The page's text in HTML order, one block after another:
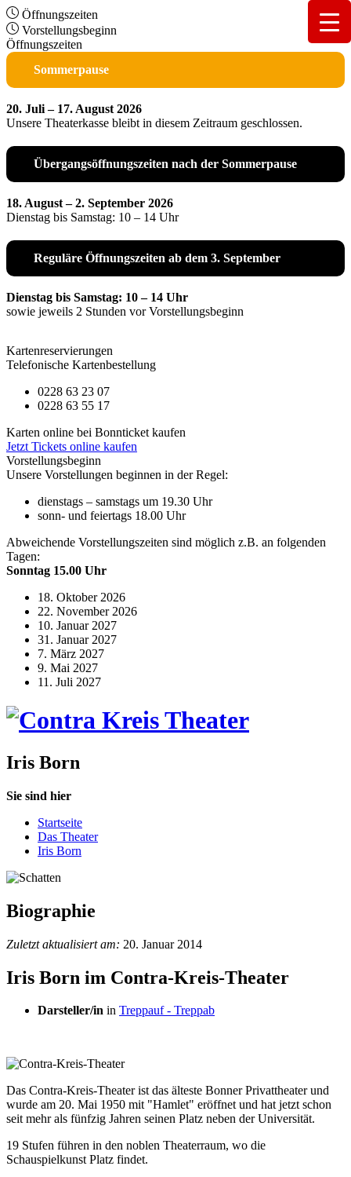
Öffnungszeiten
Vorstellungsbeginn
Öffnungszeiten
Sommerpause
20. Juli – 17. August 2026
Unsere Theaterkasse bleibt in diesem Zeitraum geschlossen.
Übergangsöffnungszeiten nach der Sommerpause
18. August – 2. September 2026
Dienstag bis Samstag: 10 – 14 Uhr
Reguläre Öffnungszeiten ab dem 3. September
Dienstag bis Samstag: 10 – 14 Uhr
sowie jeweils 2 Stunden vor Vorstellungsbeginn
Kartenreservierungen
Telefonische Kartenbestellung
0228 63 23 07
0228 63 55 17
Karten online bei Bonnticket kaufen
Jetzt Tickets online kaufen
Vorstellungsbeginn
Unsere Vorstellungen beginnen in der Regel:
dienstags – samstags um 19.30 Uhr
sonn- und feiertags 18.00 Uhr
Abweichende Vorstellungszeiten sind möglich z.B. an folgenden
Tagen:
Sonntag 15.00 Uhr
18. Oktober 2026
22. November 2026
10. Januar 2027
31. Januar 2027
7. März 2027
9. Mai 2027
11. Juli 2027
Iris Born
Sie sind hier
Startseite
Das Theater
Iris Born
Biographie
Zuletzt aktualisiert am: 20. Januar 2014
Iris Born im Contra-Kreis-Theater
Darsteller/in in Treppauf - Treppab
Das Contra-Kreis-Theater ist das älteste Bonner Privattheater und
wurde am 20. Mai 1950 mit "Hamlet" eröffnet und hat jetzt schon
seit mehr als fünfzig Jahren seinen Platz neben der Universität.
19 Stufen führen in den noblen Theaterraum, wo die
Schauspielkunst Platz findet.